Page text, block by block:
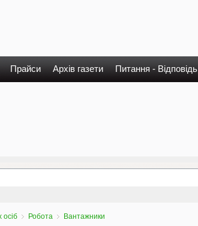
Прайси Архів газети Питання - Відповідь
Робота Вантажники